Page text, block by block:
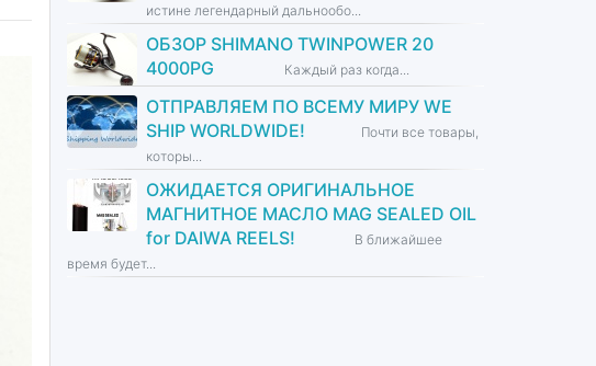
истине легендарный дальнообо...
ОБЗОР SHIMANO TWINPOWER 20
4000PG
Каждый раз когда...
ОТПРАВЛЯЕМ ПО ВСЕМУ МИРУ WE
SHIP WORLDWIDE!
Почти все товары,
которы...
ОЖИДАЕТСЯ ОРИГИНАЛЬНОЕ
МАГНИТНОЕ МАСЛО MAG SEALED OIL
for DAIWA REELS!
В ближайшее
время будет...